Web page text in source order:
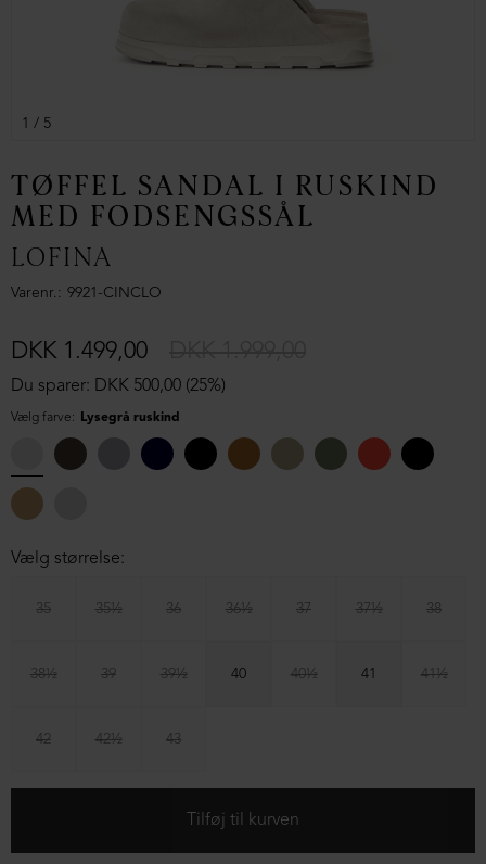
1 / 5
TØFFEL SANDAL I RUSKIND
MED FODSENGSSÅL
LOFINA
Varenr. 9921-CINCLO
Du sparer: DKK 500,00 (25%)
DKK 1.499,00
Vælg farve: Lysegrå ruskind
Vælg størrelse:
35 35½ 36 36½ 37 37½ 38
38½ 39 39½ 40 40½ 41 41½
42 42½ 43